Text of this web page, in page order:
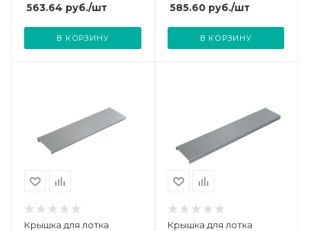
563.64 руб./шт
В КОРЗИНУ
585.60руб./шт
В КОРЗИНУ
Крышка для лотка
Крышка для лотка